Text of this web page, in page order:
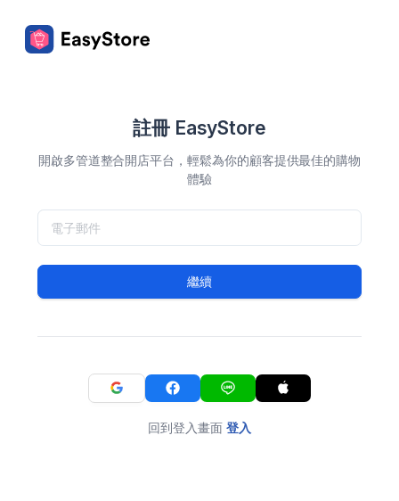
註冊 EasyStore
開啟多管道整合開店平台，輕鬆為你的顧客提供最佳的購物
體驗
繼續
回到登入畫面 登入